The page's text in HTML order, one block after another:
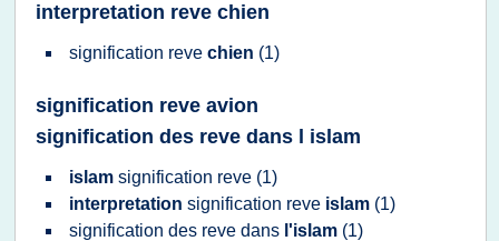
interpretation reve chien
signification reve chien (1)
signification reve avion
signification des reve dans l islam
islam signification reve (1)
interpretation signification reve islam (1)
signification des reve dans l'islam (1)